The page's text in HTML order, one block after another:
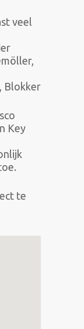
veel
Blokker
Key
te